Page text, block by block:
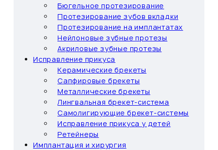
Бюгельное протезирование
Протезирование зубов вкладки
Протезирование на имплантатах
Нейлоновые зубные протезы
Акриловые зубные протезы
Исправление прикуса
Керамические брекеты
Сапфировые брекеты
Металлические брекеты
Лингвальная брекет-система
Самолигирующие брекет-системы
Исправление прикуса у детей
Ретейнеры
Имплантация и хирургия